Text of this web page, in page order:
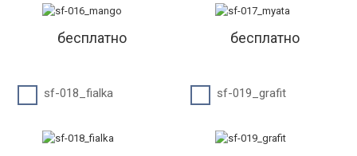
бесплатно бесплатно
sf-018_fialka sf-019_grafit